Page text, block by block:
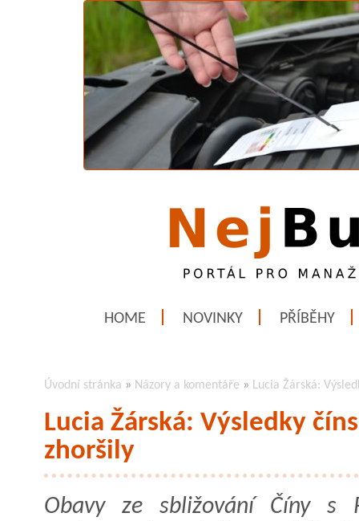
HOME NOVINKY PŘÍBĚHY
Úvodní stránka » Názory a komentáře » Lucia Žárská:
Lucia Žárská: Výsledky
zhoršily
Obavy ze sbližování Číny s